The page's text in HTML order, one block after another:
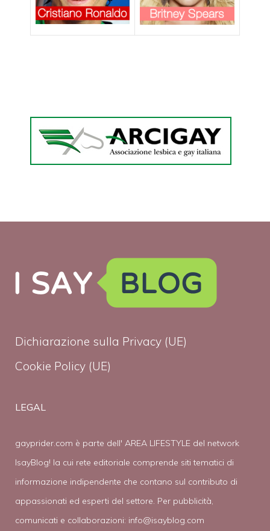
Dichiarazione sulla Privacy (UE)
Cookie Policy (UE)
LEGAL
gayprider.com è parte dell' AREA LIFESTYLE del network
IsayBlog! la cui rete editoriale comprende siti tematici di
informazione indipendente che contano sul contributo di
appassionati ed esperti del settore. Per pubblicità,
comunicati e collaborazioni: info@isayblog.com